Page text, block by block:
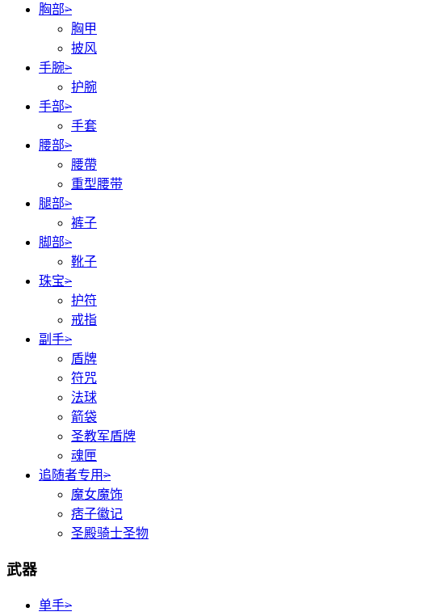
胸部>
胸甲
披风
手腕>
护腕
手部>
手套
腰部>
腰帶
重型腰带
腿部>
裤子
脚部>
靴子
珠宝>
护符
戒指
副手>
盾牌
符咒
法球
箭袋
圣教军盾牌
魂匣
追随者专用>
魔女魔饰
痞子徽记
圣殿骑士圣物
武器
单手>